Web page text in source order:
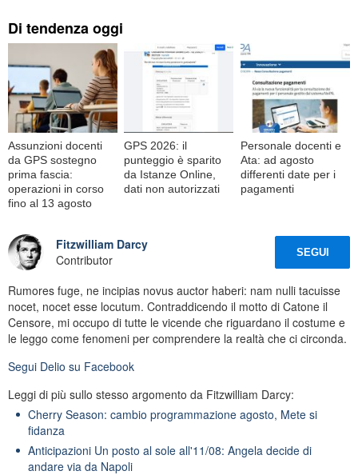
Di tendenza oggi
Assunzioni docenti
da GPS sostegno
prima fascia:
operazioni in corso
fino al 13 agosto
GPS 2026: il
punteggio è sparito
da Istanze Online,
dati non autorizzati
Personale docenti e
Ata: ad agosto
differenti date per i
pagamenti
Fitzwilliam Darcy
Contributor
SEGUI
Rumores fuge, ne incipias novus auctor haberi: nam nulli tacuisse
nocet, nocet esse locutum. Contraddicendo il motto di Catone il
Censore, mi occupo di tutte le vicende che riguardano il costume e
le leggo come fenomeni per comprendere la realtà che ci circonda.
Segui Delio su Facebook
Leggi di più sullo stesso argomento da Fitzwilliam Darcy:
Cherry Season: cambio programmazione agosto, Mete si
fidanza
Anticipazioni Un posto al sole all'11/08: Angela decide di
andare via da Napoli